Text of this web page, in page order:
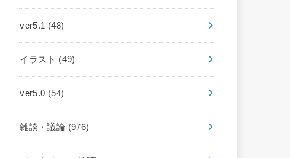
ver5.1 (48)
イラスト (49)
ver5.0 (54)
雑談・議論 (976)